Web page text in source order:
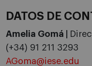
DATOS DE
Amelia Gomá |
(+34) 91 211 3293
AGoma@iese.edu